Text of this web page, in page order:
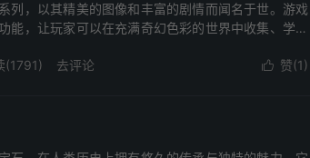
列，以其精美的图像和丰富的剧情而闻名于世。游戏
能，让玩家可以在充满奇幻色彩的世界中收集、学习
 赞(1)
(1791) 去评论